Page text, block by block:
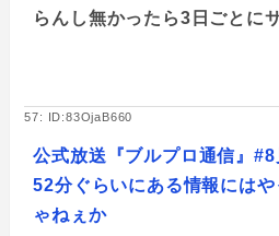
らんし無かったら3日ごとに
57: ID:83OjaB660
公式放送『ブルプロ通信』
52分ぐらいにある情報には
ゃねぇか